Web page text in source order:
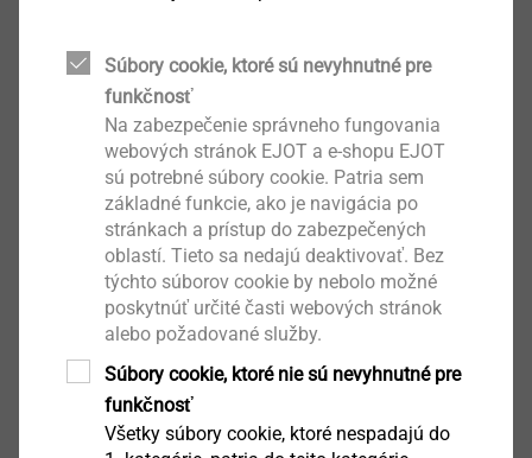
Podrobnosti k výrobku
Oblast použití
Ke spolehlivému šroubování šroubů LT-XT s
průměrem hlavy 16 mm
K pohonu středících pouzder LT-XT pro naříznutí
ochranné fólie
Vlastnosti
Snadné použití
Optimální zpracování v libovolné pozici
Spolehlivé vedení šroubu
Súbory cookie, ktoré sú nevyhnutné pre
funkčnosť
Na zabezpečenie správneho fungovania
webových stránok EJOT a e-shopu EJOT
sú potrebné súbory cookie. Patria sem
základné funkcie, ako je navigácia po
stránkach a prístup do zabezpečených
oblastí. Tieto sa nedajú deaktivovať. Bez
týchto súborov cookie by nebolo možné
poskytnúť určité časti webových stránok
alebo požadované služby.
Súbory cookie, ktoré nie sú nevyhnutné pre
funkčnosť
Všetky súbory cookie, ktoré nespadajú do